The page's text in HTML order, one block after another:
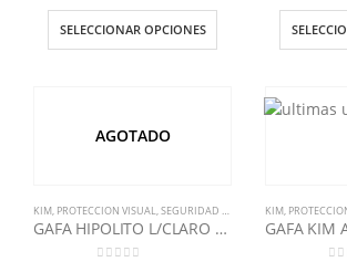
SELECCIONAR OPCIONES
AGOTADO
KIM, PROTECCION VISUAL,SEGURIDAD INDUSTRIAL
GAFA HIPOLITO L/CLARO FORMULADO
KIM,